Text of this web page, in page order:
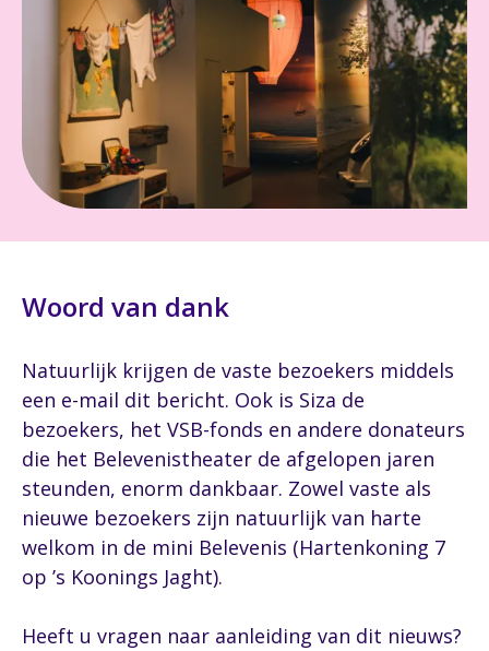
Woord van dank
Natuurlijk krijgen de vaste bezoekers middels
een e-mail dit bericht. Ook is Siza de
bezoekers, het VSB-fonds en andere donateurs
die het Belevenistheater de afgelopen jaren
steunden, enorm dankbaar. Zowel vaste als
nieuwe bezoekers zijn natuurlijk van harte
welkom in de mini Belevenis (Hartenkoning 7
op ’s Koonings Jaght).
Heeft u vragen naar aanleiding van dit nieuws?